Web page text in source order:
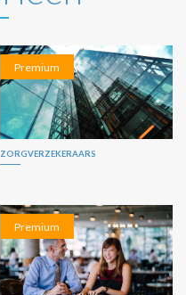
Premium
ZORGVERZEKERAARS
Premium